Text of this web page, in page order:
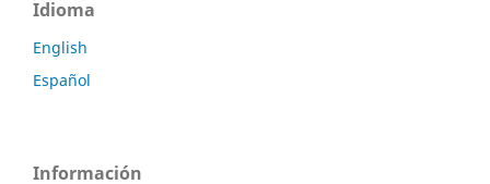
Idioma
English
Español
Información